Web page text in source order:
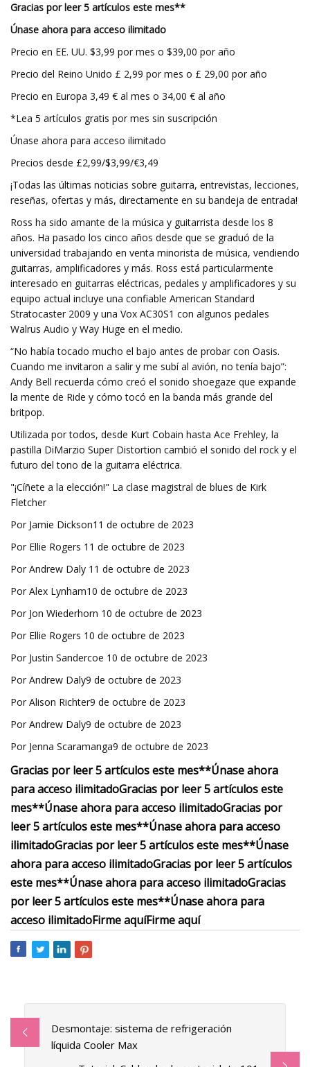
Gracias por leer 5 artículos este mes**
Únase ahora para acceso ilimitado
Precio en EE. UU. $3,99 por mes o $39,00 por año
Precio del Reino Unido £ 2,99 por mes o £ 29,00 por año
Precio en Europa 3,49 € al mes o 34,00 € al año
*Lea 5 artículos gratis por mes sin suscripción
Únase ahora para acceso ilimitado
Precios desde £2,99/$3,99/€3,49
¡Todas las últimas noticias sobre guitarra, entrevistas, lecciones,
reseñas, ofertas y más, directamente en su bandeja de entrada!
Ross ha sido amante de la música y guitarrista desde los 8
años. Ha pasado los cinco años desde que se graduó de la
universidad trabajando en venta minorista de música, vendiendo
guitarras, amplificadores y más. Ross está particularmente
interesado en guitarras eléctricas, pedales y amplificadores y su
equipo actual incluye una confiable American Standard
Stratocaster 2009 y una Vox AC30S1 con algunos pedales
Walrus Audio y Way Huge en el medio.
“No había tocado mucho el bajo antes de probar con Oasis.
Cuando me invitaron a salir y me subí al avión, no tenía bajo”:
Andy Bell recuerda cómo creó el sonido shoegaze que expande
la mente de Ride y cómo tocó en la banda más grande del
britpop.
Utilizada por todos, desde Kurt Cobain hasta Ace Frehley, la
pastilla DiMarzio Super Distortion cambió el sonido del rock y el
futuro del tono de la guitarra eléctrica.
"¡Cíñete a la elección!" La clase magistral de blues de Kirk
Fletcher
Por Jamie Dickson11 de octubre de 2023
Por Ellie Rogers 11 de octubre de 2023
Por Andrew Daly 11 de octubre de 2023
Por Alex Lynham10 de octubre de 2023
Por Jon Wiederhorn 10 de octubre de 2023
Por Ellie Rogers 10 de octubre de 2023
Por Justin Sandercoe 10 de octubre de 2023
Por Andrew Daly9 de octubre de 2023
Por Alison Richter9 de octubre de 2023
Por Andrew Daly9 de octubre de 2023
Por Jenna Scaramanga9 de octubre de 2023
Gracias por leer 5 artículos este mes**Únase ahora
para acceso ilimitadoGracias por leer 5 artículos este
mes**Únase ahora para acceso ilimitadoGracias por
leer 5 artículos este mes**Únase ahora para acceso
ilimitadoGracias por leer 5 artículos este mes**Únase
ahora para acceso ilimitadoGracias por leer 5 artículos
este mes**Únase ahora para acceso ilimitadoGracias
por leer 5 artículos este mes**Únase ahora para
acceso ilimitadoFirme aquíFirme aquí
Desmontaje: sistema de refrigeración
líquida Cooler Max